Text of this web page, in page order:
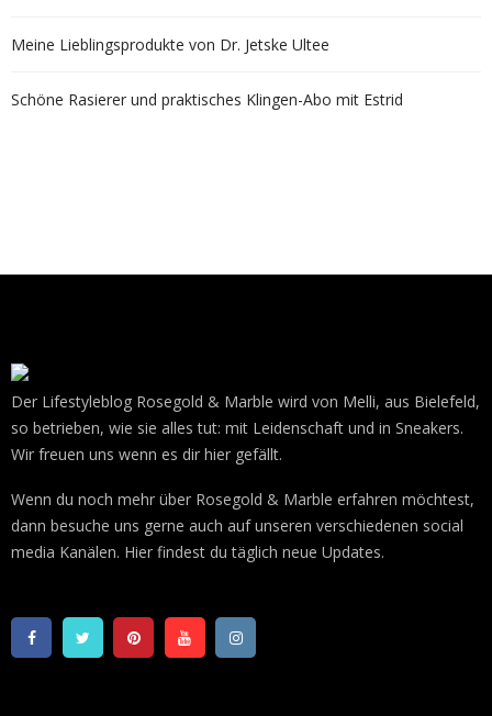
Meine Lieblingsprodukte von Dr. Jetske Ultee
Schöne Rasierer und praktisches Klingen-Abo mit Estrid
Der Lifestyleblog Rosegold & Marble wird von Melli, aus Bielefeld,
so betrieben, wie sie alles tut: mit Leidenschaft und in Sneakers.
Wir freuen uns wenn es dir hier gefällt.
Wenn du noch mehr über Rosegold & Marble erfahren möchtest,
dann besuche uns gerne auch auf unseren verschiedenen social
media Kanälen. Hier findest du täglich neue Updates.